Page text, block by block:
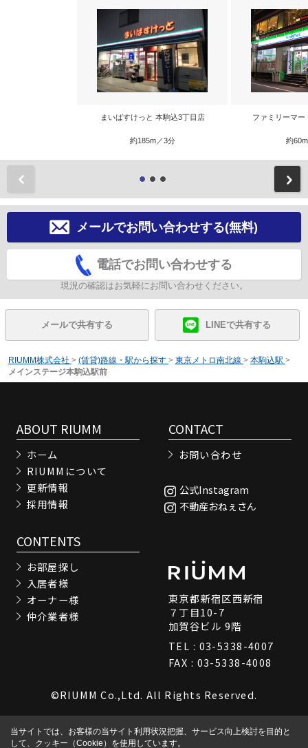
まいばすけっと 本駒込3丁目店
約185m／3分
ファミリーマー
約
メールでお問い合わせする(無料)
電話でお問い合わせする
現況の確認はお気軽にお問い合わせください。
メールで共有する LINEで共有する
RIUMM株式会社 > (賃貸)路線・駅から探す > 東京メトロ南北線 > 本駒込駅 >
メインステージ本駒込駅前
ABOUT RIUMM
ホーム
RIUMMについて
更新情報
採用情報
CONTACT
お問い合わせ
公式Instagram
不動産おねぇさん
CONTENTS
お部屋探し
入居者様
オーナー様
仲介業者様
東京都新宿区西新宿
７丁目10-7
加賀谷ビル 9階
TEL : 03-5338-4007
FAX : 03-5338-4008
©RIUMM Co.,Ltd. All Rights Reserved.
当サイトでは、お客様の当サイト利用状況把握、サービス向上検討を目的と
して、クッキー（Cookie）を使用しています。